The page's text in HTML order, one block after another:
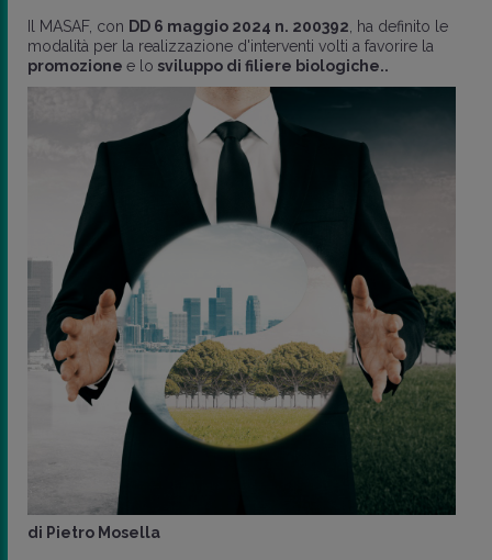
Il MASAF, con DD 6 maggio 2024 n. 200392 , ha definito le
modalità per la realizzazione d'interventi volti a favorire la
promozione e lo sviluppo di filiere biologiche..
di Pietro Mosella